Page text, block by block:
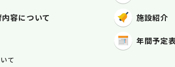
容について
て
施設紹介
年間予定